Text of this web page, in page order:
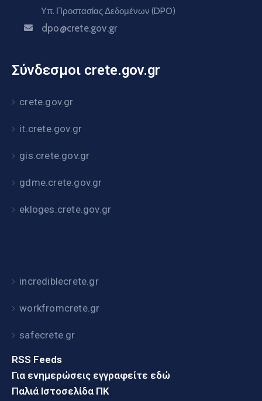
Υπ. Προστασίας Δεδομένων (DPO)
dpo@crete.gov.gr
Σύνδεσμοι crete.gov.gr
crete.gov.gr
it.crete.gov.gr
gis.crete.gov.gr
gdme.crete.gov.gr
ekloges.crete.gov.gr
incrediblecrete.gr
workfromcrete.gr
safecrete.gr
RSS Feeds
Για ενημερώσεις εγγραφείτε εδώ
Παλιά Ιστοσελίδα ΠΚ